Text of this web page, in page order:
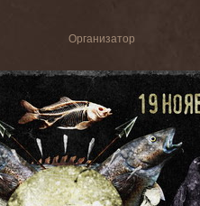
Организатор